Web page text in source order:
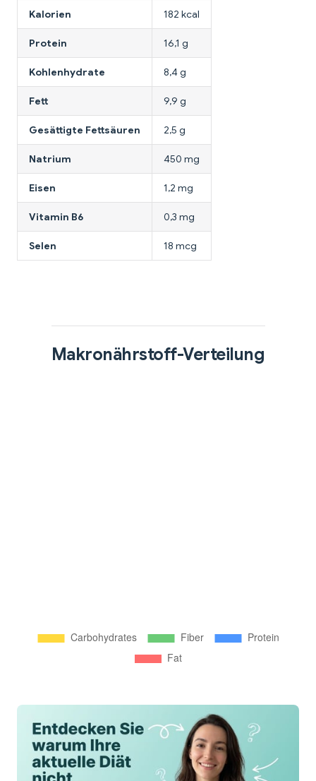
Kalorien 182 kcal
Protein 16,1 g
Kohlenhydrate 8,4 g
Fett 9,9 g
Gesättigte Fettsäuren 2,5 g
Natrium 450 mg
Eisen 1,2 mg
Vitamin B6 0,3 mg
Selen 18 mcg
Makronährstoff-Verteilung